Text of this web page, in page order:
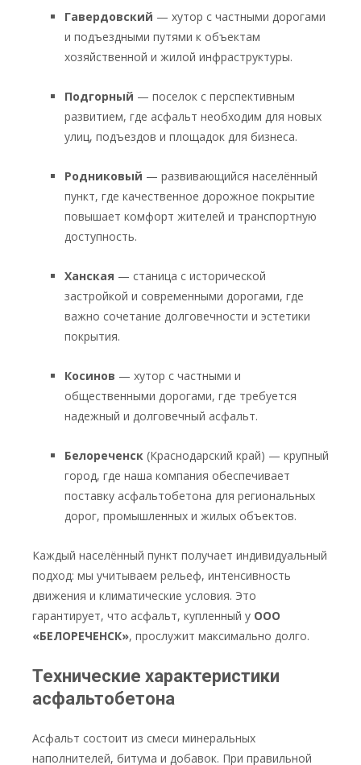
Гавердовский — хутор с частными дорогами
и подъездными путями к объектам
хозяйственной и жилой инфраструктуры.
Подгорный — поселок с перспективным
развитием, где асфальт необходим для новых
улиц, подъездов и площадок для бизнеса.
Родниковый — развивающийся населённый
пункт, где качественное дорожное покрытие
повышает комфорт жителей и транспортную
доступность.
Ханская — станица с исторической
застройкой и современными дорогами, где
важно сочетание долговечности и эстетики
покрытия.
Косинов — хутор с частными и
общественными дорогами, где требуется
надежный и долговечный асфальт.
Белореченск (Краснодарский край) — крупный
город, где наша компания обеспечивает
поставку асфальтобетона для региональных
дорог, промышленных и жилых объектов.
Каждый населённый пункт получает индивидуальный
подход: мы учитываем рельеф, интенсивность
движения и климатические условия. Это
гарантирует, что асфальт, купленный у ООО
«БЕЛОРЕЧЕНСК», прослужит максимально долго.
Технические характеристики
асфальтобетона
Асфальт состоит из смеси минеральных
наполнителей, битума и добавок. При правильной